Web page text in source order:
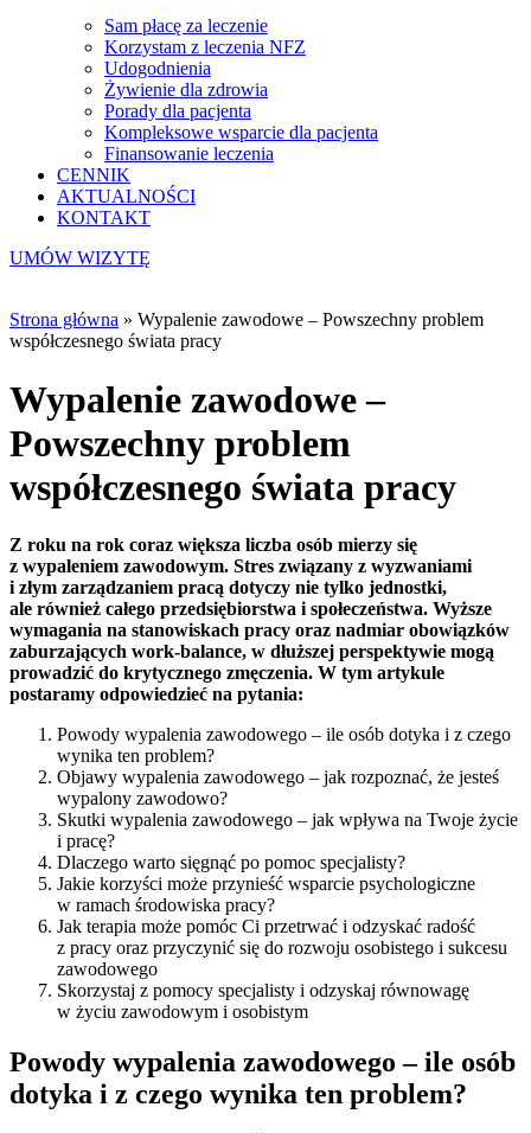
Sam płacę za leczenie
Korzystam z leczenia NFZ
Udogodnienia
Żywienie dla zdrowia
Porady dla pacjenta
Kompleksowe wsparcie dla pacjenta
Finansowanie leczenia
CENNIK
AKTUALNOŚCI
KONTAKT
UMÓW WIZYTĘ
Strona główna » Wypalenie zawodowe – Powszechny problem
współczesnego świata pracy
Wypalenie zawodowe –
Powszechny problem
współczesnego świata pracy
Z roku na rok coraz większa liczba osób mierzy się
z wypaleniem zawodowym. Stres związany z wyzwaniami
i złym zarządzaniem pracą dotyczy nie tylko jednostki,
ale również całego przedsiębiorstwa i społeczeństwa. Wyższe
wymagania na stanowiskach pracy oraz nadmiar obowiązków
zaburzających work-balance, w dłuższej perspektywie mogą
prowadzić do krytycznego zmęczenia. W tym artykule
postaramy odpowiedzieć na pytania:
Powody wypalenia zawodowego – ile osób dotyka i z czego
wynika ten problem?
Objawy wypalenia zawodowego – jak rozpoznać, że jesteś
wypalony zawodowo?
Skutki wypalenia zawodowego – jak wpływa na Twoje życie
i pracę?
Dlaczego warto sięgnąć po pomoc specjalisty?
Jakie korzyści może przynieść wsparcie psychologiczne
w ramach środowiska pracy?
Jak terapia może pomóc Ci przetrwać i odzyskać radość
z pracy oraz przyczynić się do rozwoju osobistego i sukcesu
zawodowego
Skorzystaj z pomocy specjalisty i odzyskaj równowagę
w życiu zawodowym i osobistym
Powody wypalenia zawodowego – ile osób
dotyka i z czego wynika ten problem?